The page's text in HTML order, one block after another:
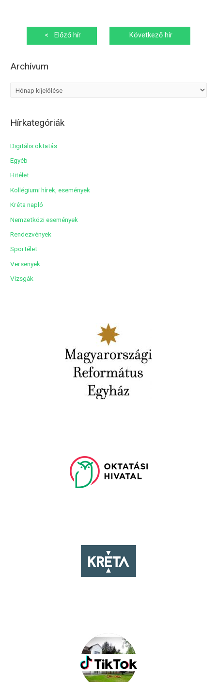
Bejegyzés
navigáció
< Előző hír
Következő hír
Archívum
hHírkategóriák
Digitális oktatás
Egyéb
Hitélet
Kollégiumi hírek, események
Kréta napló
Nemzetközi események
Rendezvények
Sportélet
Versenyek
Vizsgák